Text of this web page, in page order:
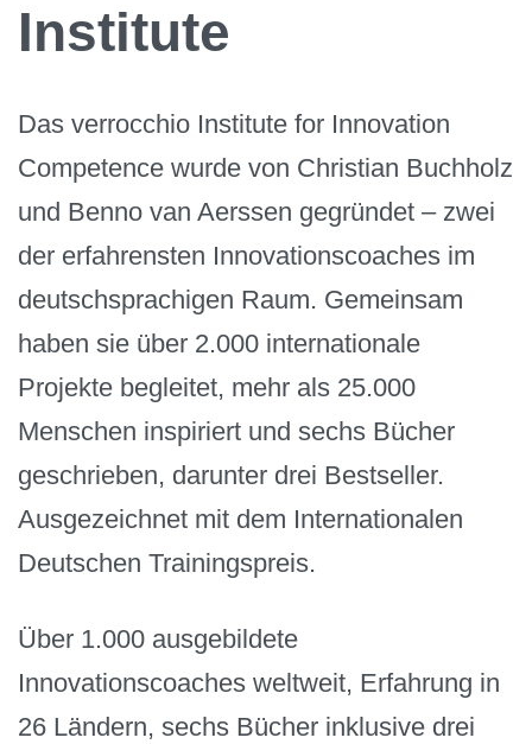
Institute
Das verrocchio Institute for Innovation
Competence wurde von Christian Buchholz
und Benno van Aerssen gegründet – zwei
der erfahrensten Innovationscoaches im
deutschsprachigen Raum. Gemeinsam
haben sie über 2.000 internationale
Projekte begleitet, mehr als 25.000
Menschen inspiriert und sechs Bücher
geschrieben, darunter drei Bestseller.
Ausgezeichnet mit dem Internationalen
Deutschen Trainingspreis.
Über 1.000 ausgebildete
Innovationscoaches weltweit, Erfahrung in
26 Ländern, sechs Bücher inklusive drei